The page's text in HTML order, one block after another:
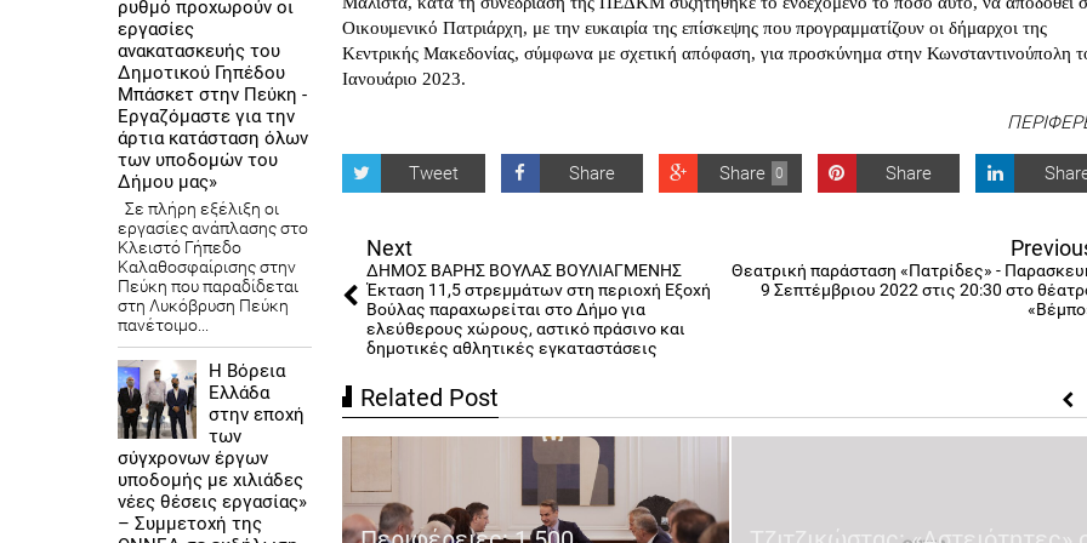
Οικουμενικό Πατριάρχη, με την ευκαιρία της επίσκεψης που προγραμματίζουν οι δήμαρχοι της
Κεντρικής Μακεδονίας, σύμφωνα με σχετική απόφαση, για προσκύνημα στην Κωνσταντινούπολη
Ιανουάριο 2023.
Tweet Share 0
Share Share
Next
ΔΗΜΟΣ ΒΑΡΗΣ ΒΟΥΛΑΣ ΒΟΥΛΙΑΓΜΕΝΗΣ
Έκταση 11,5 στρεμμάτων στη περιοχή Εξοχή
Βούλας παραχωρείται στο Δήμο για
ελεύθερους χώρους, αστικό πράσινο και
δημοτικές αθλητικές εγκαταστάσεις
Θεατρική παράσταση «Πατρίδες» -
9 Σεπτέμβριου 2022 στις 20:30 στο
Related Post
Νοτίου Αιγαίου:
ρυθμό προχωρούν οι
εργασίες
ανακατασκευής του
Δημοτικού Γηπέδου
Μπάσκετ στην Πεύκη -
Εργαζόμαστε για την
άρτια κατάσταση όλων
των υποδομών του
Δήμου μας»
Σε πλήρη εξέλιξη οι
εργασίες ανάπλασης στο
Κλειστό Γήπεδο
Καλαθοσφαίρισης στην
Πεύκη που παραδίδεται
στη Λυκόβρυση Πεύκη
πανέτοιμο...
Η Βόρεια
Ελλάδα
στην εποχή
των
σύγχρονων έργων
υποδομής με χιλιάδες
νέες θέσεις εργασίας»
– Συμμετοχή της